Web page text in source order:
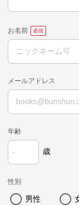
お名前
メールアドレス
年齢
歳
性別
男性